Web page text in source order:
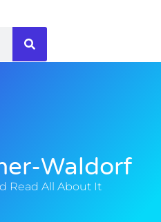
Waldorf
Read All About It